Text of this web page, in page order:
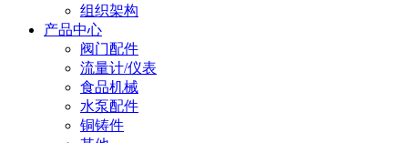
组织架构
产品中心
阀门配件
流量计/仪表
食品机械
水泵配件
铜铸件